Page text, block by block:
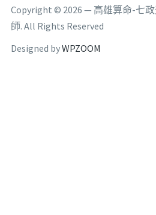
Copyright © 2026 — 高雄算命-七
師. All Rights Reserved
Designed byWPZOOM